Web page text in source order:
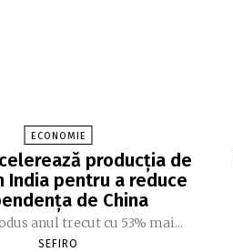
ECONOMIE
producția de
India pentru a reduce
de China
anul trecut cu 53% mai...
SEFIRO